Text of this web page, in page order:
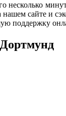
несколько
сайте и
поддержку